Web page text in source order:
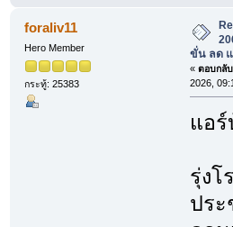
foraliv11
Hero Member
กระทู้: 25383
ขั่น ลด
« ตอบกลั
2026,
แอ
รุ่งโ
ประ